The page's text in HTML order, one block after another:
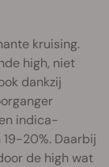
kruising.
high, niet
dankzij
indica-
20%. Daarbij
de high wat